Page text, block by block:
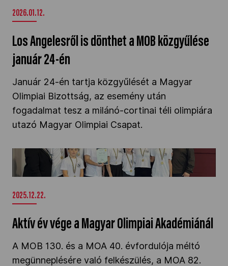
2026.01.12.
Los Angelesről is dönthet a MOB közgyűlése
január 24-én
Január 24-én tartja közgyűlését a Magyar
Olimpiai Bizottság, az esemény után
fogadalmat tesz a milánó-cortinai téli olimpiára
utazó Magyar Olimpiai Csapat.
Aktív év vége a Magyar Olimpiai Akadémiánál"
2025.12.22.
Aktív év vége a Magyar Olimpiai Akadémiánál
A MOB 130. és a MOA 40. évfordulója méltó
megünneplésére való felkészülés, a MOA 82.